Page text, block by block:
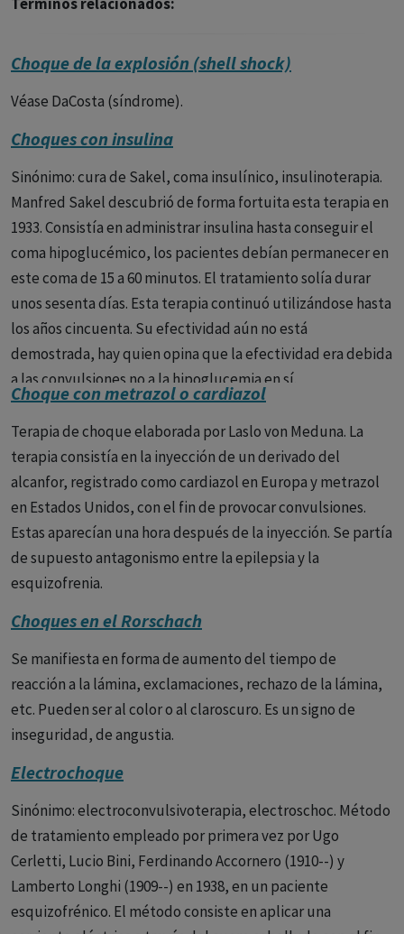
Choque de la explosión (shell shock)
Véase DaCosta (síndrome).
Choques con insulina
Sinónimo: cura de Sakel, coma insulínico, insulinoterapia.
Manfred Sakel descubrió de forma fortuita esta terapia en
1933. Consistía en administrar insulina hasta conseguir el
coma hipoglucémico, los pacientes debían permanecer en
este coma de 15 a 60 minutos. El tratamiento solía durar
unos sesenta días. Esta terapia continuó utilizándose hasta
los años cincuenta. Su efectividad aún no está
demostrada, hay quien opina que la efectividad era debida
a las convulsiones no a la hipoglucemia en sí.
Choque con metrazol o cardiazol
Terapia de choque elaborada por Laslo von Meduna. La
terapia consistía en la inyección de un derivado del
alcanfor, registrado como cardiazol en Europa y metrazol
en Estados Unidos, con el fin de provocar convulsiones.
Estas aparecían una hora después de la inyección. Se partía
de supuesto antagonismo entre la epilepsia y la
esquizofrenia.
Choques en el Rorschach
Se manifiesta en forma de aumento del tiempo de
reacción a la lámina, exclamaciones, rechazo de la lámina,
etc. Pueden ser al color o al claroscuro. Es un signo de
inseguridad, de angustia.
Electrochoque
Sinónimo: electroconvulsivoterapia, electroschoc. Método
de tratamiento empleado por primera vez por Ugo
Cerletti, Lucio Bini, Ferdinando Accornero (1910--) y
Lamberto Longhi (1909--) en 1938, en un paciente
esquizofrénico. El método consiste en aplicar una